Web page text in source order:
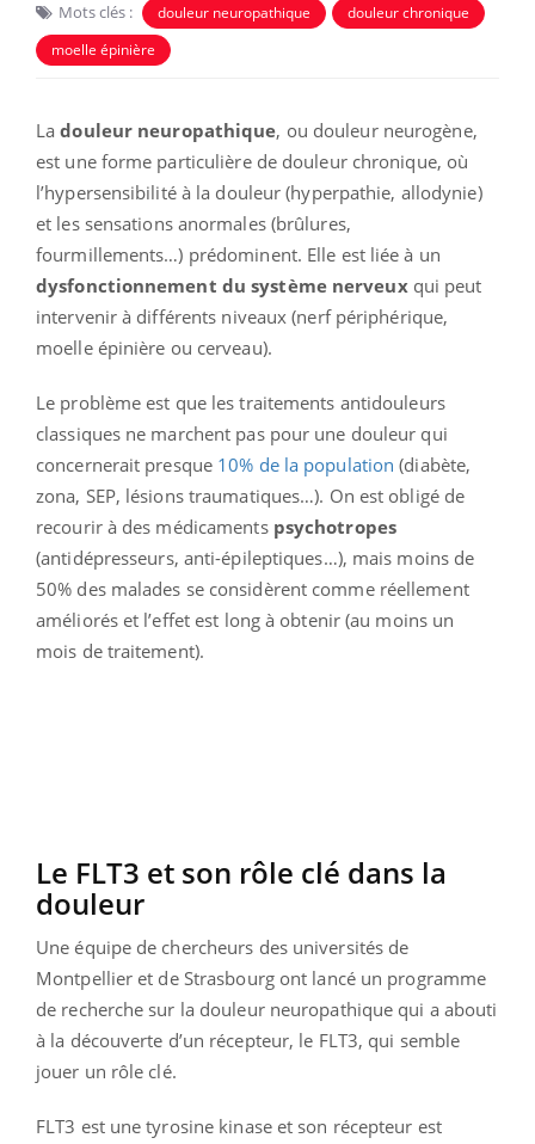
Mots clés : douleur neuropathique
douleur chronique
moelle épinière
Ladouleur neuropathique, ou douleur neurogène,
est une forme particulière de douleur chronique, où
l’hypersensibilité à la douleur (hyperpathie, allodynie)
et les sensations anormales (brûlures,
fourmillements…) prédominent. Elle est liée à un
dysfonctionnement du système nerveuxqui peut
intervenir à différents niveaux (nerf périphérique,
moelle épinière ou cerveau).
Le problème est que les traitements antidouleurs
classiques ne marchent pas pour une douleur qui
concernerait presque 10% de la population (diabète,
zona, SEP, lésions traumatiques…). On est obligé de
recourir à des médicaments psychotropes
(antidépresseurs, anti-épileptiques…), mais moins de
50% des malades se considèrent comme réellement
améliorés et l’effet est long à obtenir (au moins un
mois de traitement).
Le FLT3 et son rôle clé dans la
douleur
Une équipe de chercheurs des universités de
Montpellier et de Strasbourg ont lancé un programme
de recherche sur la douleur neuropathique qui a abouti
à la découverte d’un récepteur, le FLT3, qui semble
jouer un rôle clé.
FLT3 est une tyrosine kinase et son récepteur est